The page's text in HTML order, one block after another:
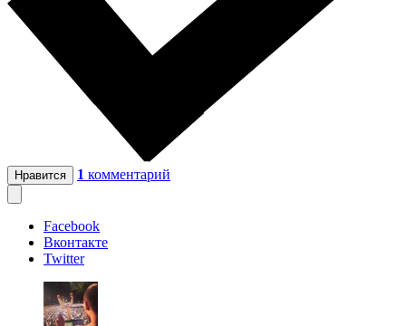
Нравится 1 комментарий
Facebook
Вконтакте
Twitter